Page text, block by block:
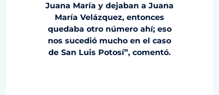
Juana María y dejaban a Juana
María Velázquez, entonces
quedaba otro número ahí; eso
nos sucedió mucho en el caso
de San Luis Potosí”, comentó.